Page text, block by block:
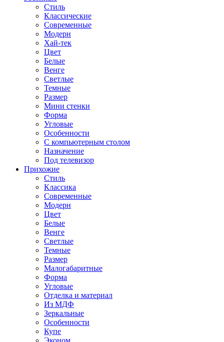
Стиль
Классические
Современные
Модерн
Хай-тек
Цвет
Белые
Венге
Светлые
Темные
Размер
Мини стенки
Форма
Угловые
Особенности
С компьютерным столом
Назначение
Под телевизор
Прихожие
Стиль
Классика
Современные
Модерн
Цвет
Белые
Венге
Светлые
Темные
Размер
Малогабаритные
Форма
Угловые
Отделка и материал
Из МДФ
Зеркальные
Особенности
Купе
Эконом